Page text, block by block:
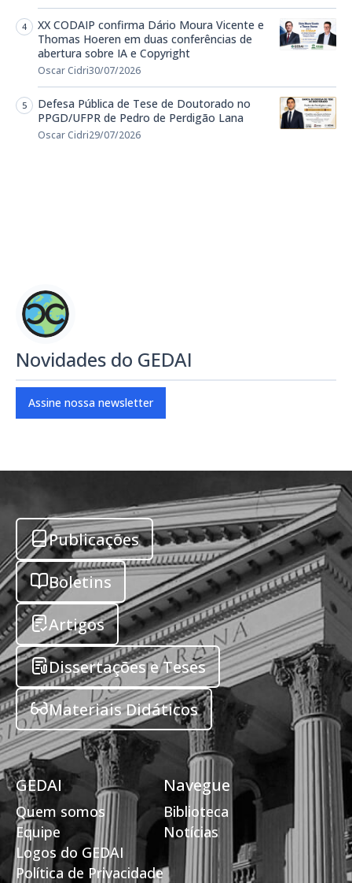
XX CODAIP confirma Dário Moura Vicente e
Thomas Hoeren em duas conferências de
abertura sobre IA e Copyright
Oscar Cidri30/07/2026
Defesa Pública de Tese de Doutorado no
PPGD/UFPR de Pedro de Perdigão Lana
Oscar Cidri29/07/2026
Novidades do GEDAI
Assine nossa newsletter
Publicações
Boletins
Artigos
Dissertações e Teses
Materiais Didáticos
GEDAI
Quem somos
Equipe
Logos do GEDAI
Política de Privacidade
Navegue
Biblioteca
Notícias